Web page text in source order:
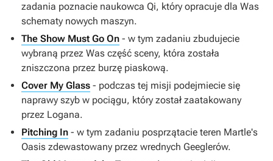
zadania poznacie naukowca Qi, który opracuje dla Was
schematy nowych maszyn.
The Show Must Go On - w tym zadaniu zbudujecie
wybraną przez Was część sceny, która została
zniszczona przez burzę piaskową.
Cover My Glass - podczas tej misji podejmiecie się
naprawy szyb w pociągu, który został zaatakowany
przez Logana.
Pitching In - w tym zadaniu posprzątacie teren Martle's
Oasis zdewastowany przez wrednych Geeglerów.